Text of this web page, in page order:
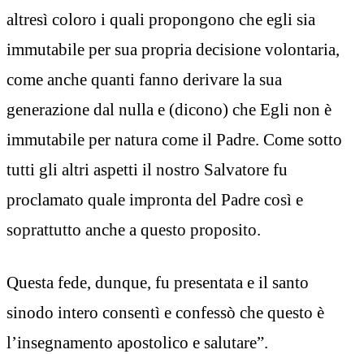
altresì coloro i quali propongono che egli sia
immutabile per sua propria decisione volontaria,
come anche quanti fanno derivare la sua
generazione dal nulla e (dicono) che Egli non è
immutabile per natura come il Padre. Come sotto
tutti gli altri aspetti il nostro Salvatore fu
proclamato quale impronta del Padre così e
soprattutto anche a questo proposito.
Questa fede, dunque, fu presentata e il santo
sinodo intero consentì e confessò che questo è
l’insegnamento apostolico e salutare”.